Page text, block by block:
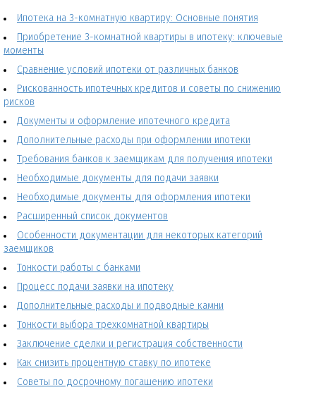
Ипотека на 3-комнатную квартиру: Основные понятия
Приобретение 3-комнатной квартиры в ипотеку: ключевые
моменты
Сравнение условий ипотеки от различных банков
Рискованность ипотечных кредитов и советы по снижению
рисков
Документы и оформление ипотечного кредита
Дополнительные расходы при оформлении ипотеки
Требования банков к заемщикам для получения ипотеки
Необходимые документы для подачи заявки
Необходимые документы для оформления ипотеки
Расширенный список документов
Особенности документации для некоторых категорий
заемщиков
Тонкости работы с банками
Процесс подачи заявки на ипотеку
Дополнительные расходы и подводные камни
Тонкости выбора трехкомнатной квартиры
Заключение сделки и регистрация собственности
Как снизить процентную ставку по ипотеке
Советы по досрочному погашению ипотеки